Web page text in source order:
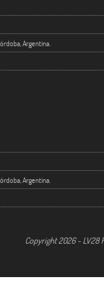
Argentina.
Argentina.
Copyright 2026 - LV28